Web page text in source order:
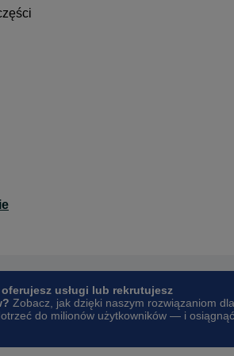
usługi lub rekrutujesz
Zobacz, jak dzięki naszym rozwiązaniom dla
do milionów użytkowników — i osiągnąć